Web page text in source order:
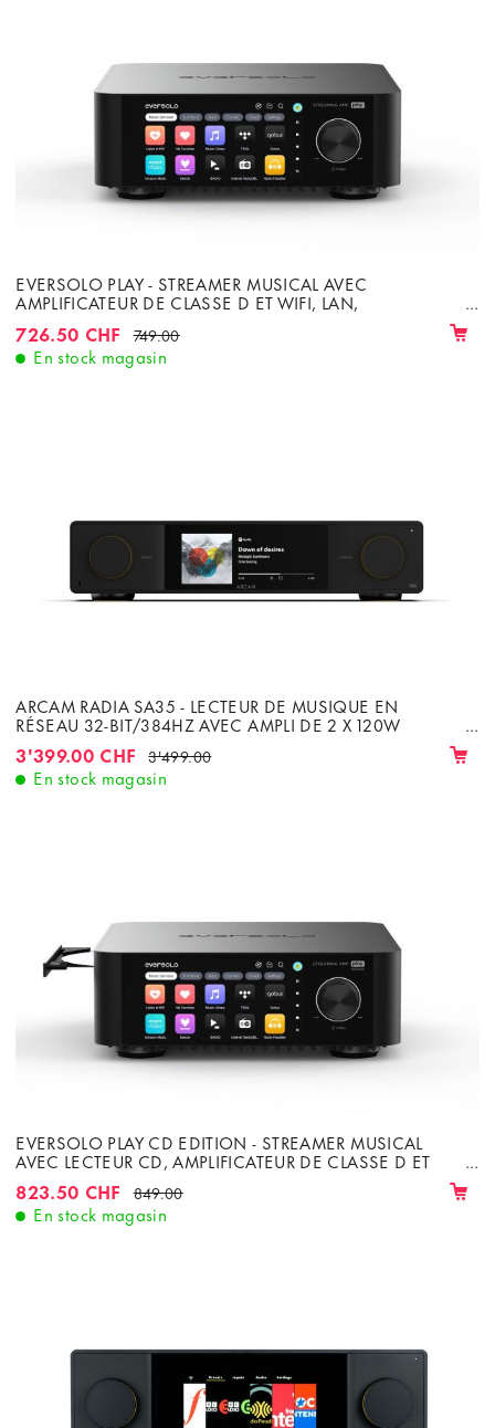
EVERSOLO PLAY - STREAMER MUSICAL AVEC
AMPLIFICATEUR DE CLASSE D ET WIFI, LAN,
726.50 CHF 749.00
En stock magasin
ARCAM RADIA SA35 - LECTEUR DE MUSIQUE EN
RÉSEAU 32-BIT/384HZ AVEC AMPLI DE 2 X 120W
CLASSE G SOUS 8Ω
3'399.00 CHF 3'499.00
En stock magasin
EVERSOLO PLAY CD EDITION - STREAMER MUSICAL
AVEC LECTEUR CD, AMPLIFICATEUR DE CLASSE D ET
WIFI, LAN, BLUETOOTH
823.50 CHF 849.00
En stock magasin